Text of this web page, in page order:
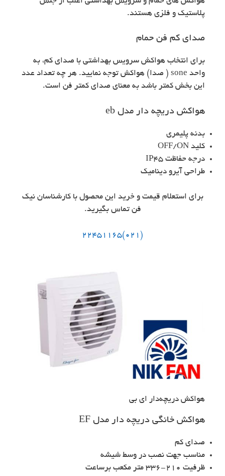
پلاستیک و فلزی هستند.
صدای کم فن حمام
برای انتخاب هواکش سرویس بهداشتی با صدای کم، به
واحد sone ( صدا) هواکش توجه نمایید. هر چه تعداد عدد
این بخش کمتر باشد به معنای صدای کمتر فن است.
هواکش دریچه دار مدل eb
بدنه پلیمری
کلید OFF/ON
درجه حفاظت IP45
طراحی آیرو دینامیک
برای استعلام قیمت و خرید این محصول با کارشناسان نیک
فن تماس بگیرید.
(021)22451165
هواکش دریچه‌دار ای بی
هواکش خانگی دریچه دار مدل EF
صدای کم
مناسب جهت نصب در وسط شیشه
ظرفیت 210-336 متر مکعب برساعت